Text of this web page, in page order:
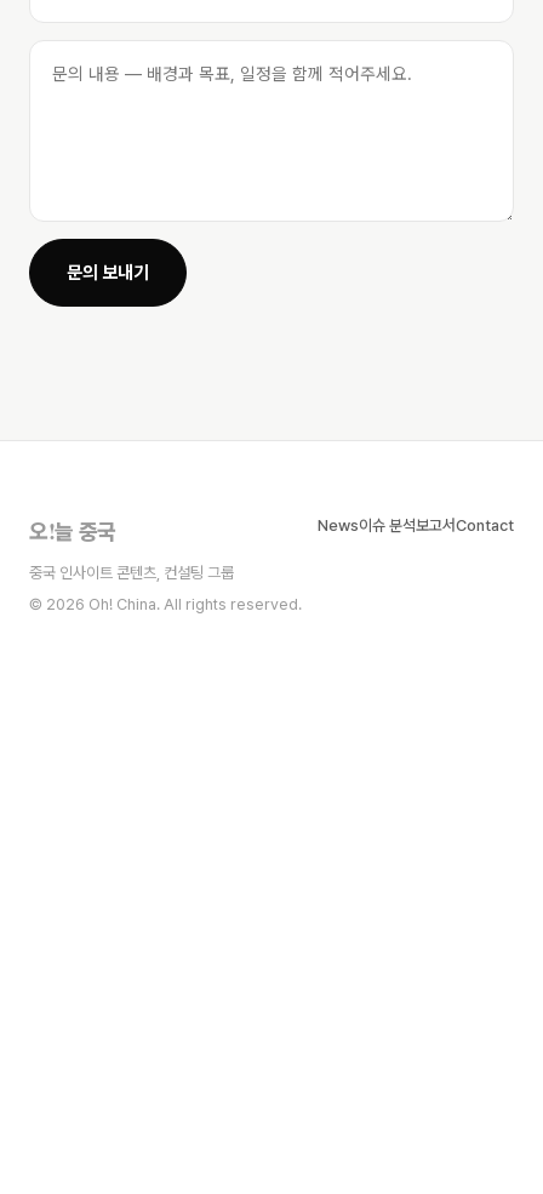
문의 보내기
오!늘 중국
중국 인사이트 콘텐츠, 컨설팅 그룹
© 2026 Oh! China. All rights reserved.
News이슈 분석보고서Contact